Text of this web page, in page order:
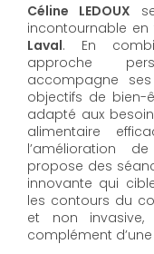
Céline LEDOUX
incontournable
Laval. En
approche
accompagne
objectifs de bien-
adapté aux
alimentaire
l’amélioration
propose des
innovante qui
les contours du
et non
complément